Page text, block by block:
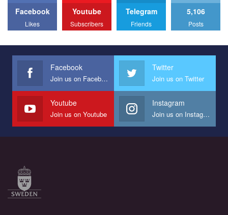
Facebook
Likes
Youtube
Subscribers
Telegram
Friends
5,106
Posts
Facebook
Join us on Facebook
Twitter
Join us on Twitter
Youtube
Join us on Youtube
Instagram
Join us on Instagram